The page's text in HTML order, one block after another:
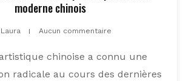
moderne chinois
Aucun commentaire
chinoise a connu une
radicale au cours des dernières